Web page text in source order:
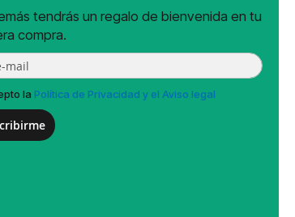
tendrás un regalo de bienvenida en tu
compra.
la Política de Privacidad y el Aviso legal